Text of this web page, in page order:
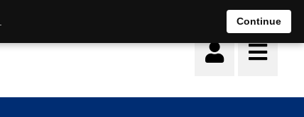
Deutsch français
Continue